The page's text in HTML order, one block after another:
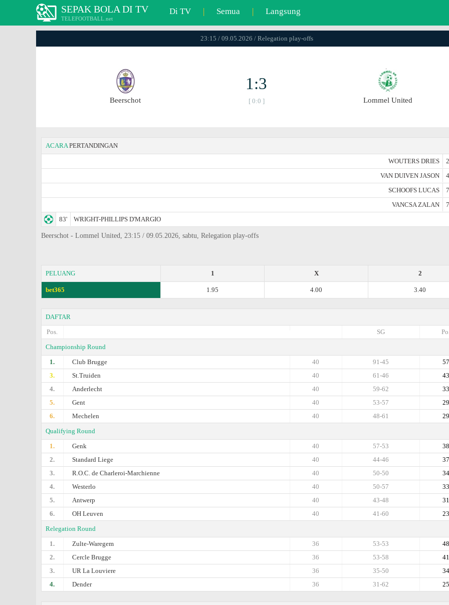
SEPAK BOLA DI TV
TELEFOOTBALL.net
Di TV | Semua | Langsung
23:15 / 09.05.2026 / Relegation play-offs
Beerschot
1:3
[ 0:0 ] Lommel United
ACARAPERTANDINGAN
WOUTERS DRIES
VAN DUIVEN JASON
SCHOOFS LUCAS
VANCSA ZALAN
83'
WRIGHT-PHILLIPS D'MARGIO
Beerschot - Lommel United, 23:15 / 09.05.2026, sabtu, Relegation play-offs
PELUANG 2
X
1
bet365 3.40
4.00
1.95
DAFTAR
Pos.
Po.
SG
Championship Round
1.
Club Brugge 57
91-45
40
3.
St.Truiden 43
61-46
40
4.
Anderlecht 33
59-62
40
5.
Gent 29
53-57
40
6.
Mechelen 29
48-61
40
Qualifying Round
1.
Genk 38
57-53
40
2.
Standard Liege 37
44-46
40
3.
R.O.C. de Charleroi-Marchienne 34
50-50
40
4.
Westerlo 33
50-57
40
5.
Antwerp 31
43-48
40
6.
OH Leuven 23
41-60
40
Relegation Round
1.
Zulte-Waregem 48
53-53
36
2.
Cercle Brugge 41
53-58
36
3.
UR La Louviere 34
35-50
36
4.
Dender 25
31-62
36